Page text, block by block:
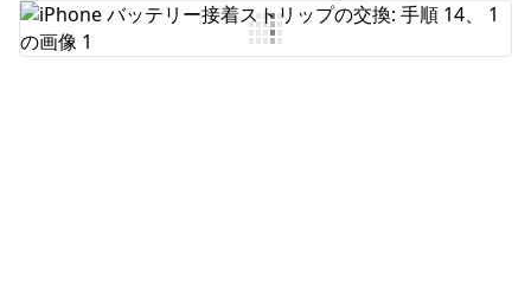
コメントを追加